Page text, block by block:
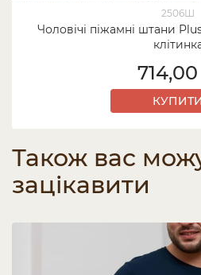
2506Ш
Чоловічі піжамні штани
КУПИТИ
Також вас
зацікавити